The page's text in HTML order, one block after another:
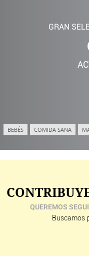
GRAN
BEBÉS COMIDA SANA
QUEREMOS
Buscamos